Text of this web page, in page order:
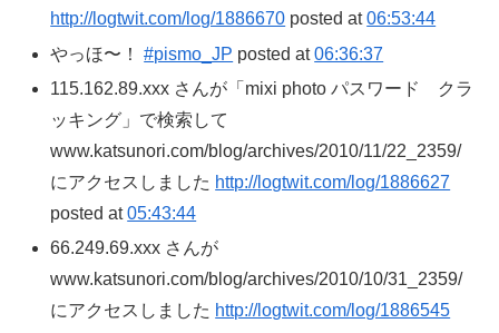
http://logtwit.com/log/1886670 posted at06:53:44
やっほ〜！#pismo_JP posted at06:36:37
115.162.89.xxx さんが「mixi photo パスワード クラ
ッキング」で検索して
www.katsunori.com/blog/archives/2010/11/22_2359/
にアクセスしました http://logtwit.com/log/1886627
posted at05:43:44
66.249.69.xxx さんが
www.katsunori.com/blog/archives/2010/10/31_2359/
にアクセスしました http://logtwit.com/log/1886545